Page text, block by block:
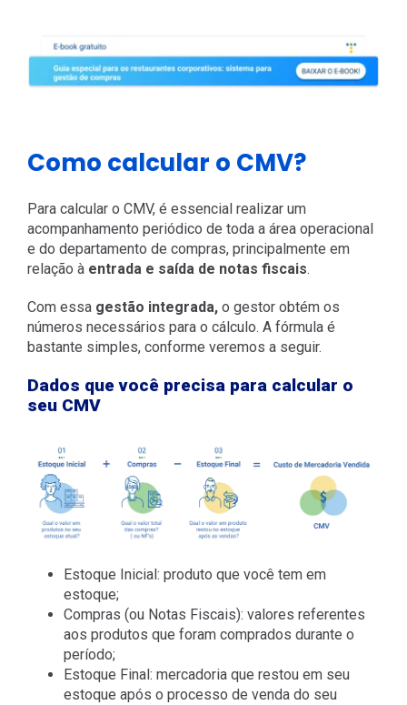
Como calcular o CMV?
Para calcular o CMV, é essencial realizar um
acompanhamento periódico de toda a área operacional
e do departamento de compras, principalmente em
relação à entrada e saída de notas fiscais.
Com essa gestão integrada,o gestor obtém os
números necessários para o cálculo. A fórmula é
bastante simples, conforme veremos a seguir.
Dados que você precisa para calcular o
seu CMV
Estoque Inicial: produto que você tem em
estoque;
Compras (ou Notas Fiscais): valores referentes
aos produtos que foram comprados durante o
período;
Estoque Final: mercadoria que restou em seu
estoque após o processo de venda do seu